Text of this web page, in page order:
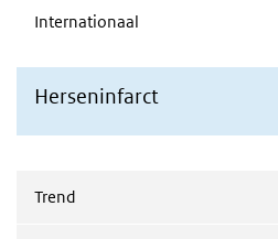
Internationaal
Herseninfarct
Trend